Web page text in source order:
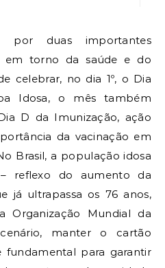
em torno da saúde e do
celebrar, no dia 1º, o Dia
Idosa, o mês também
D da Imunização, ação
da vacinação em
Brasil, a população idosa
reflexo do aumento da
já ultrapassa os 76 anos,
Organização Mundial da
manter o cartão
fundamental para garantir